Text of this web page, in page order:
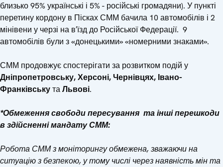
близько 95% українські і 5% - російські громадяни). У пункті
перетину кордону в Пісках СММ бачила 10 автомобілів і 2
мінівени у черзі на в′їзд до Російської Федерації. 9
автомобілів були з «донецькими» «номерними знаками».
СММ продовжує спостерігати за розвитком подій у
Дніпропетровську, Херсоні, Чернівцях, Івано-
ФранківськутаЛьвові.
*Обмеження свободи пересування та інші перешкоди
в здійсненні мандату СММ:
Робота СММ з моніторингу обмежена, зважаючи на
ситуацію з безпекою, у тому числі через наявність мін та